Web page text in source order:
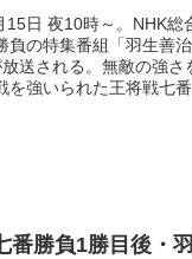
15日 夜10時～。NHK総
負の特集番組「羽生善
送される。無敵の強さ
を強いられた王将戦七
番勝負1勝目後・